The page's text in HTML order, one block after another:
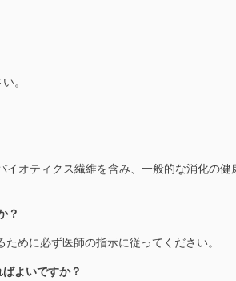
。
オティクス繊維を含み、一般的な消化の
？
めに必ず医師の指示に従ってください。
よいですか？